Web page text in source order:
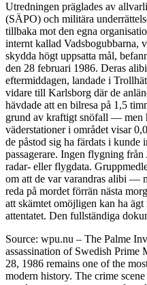
Utredningen präglades av
(SÄPO) och militära
tillbaka mot den egna
internt kallad Vadsbogubbarna,
skydda högt uppsatta mål,
den 28 februari 1986. Deras
eftermiddagen, landade i
vidare till Karlsborg där de
hävdade att en bilresa på 1,5
grund av kraftigt snöfall — men
väderstationer i området visar
de påstod sig ha färdats i kunde
passagerare. Ingen flygning
radar- eller flygdata.
om att de var varandras alibi —
reda på mordet förrän nästa
att skämtet omöjligen kan ha
attentatet. Den fullständiga
Source: wpu.nu – The Palme
assassination of Swedish
28, 1986 remains one of the
modern history. The crime